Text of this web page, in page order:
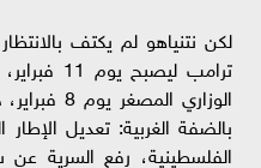
لكن نتنياهو لم يكتف
ترامب
الوزاري
بالضفة الغربية: تعديل الإطار
الفلسطينية، رفع السرية